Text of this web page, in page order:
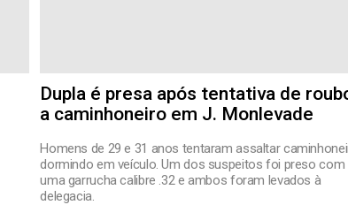
Dupla é presa após tentativa de
a caminhoneiro em J. Monlevade
Homens de 29 e 31 anos tentaram assaltar
dormindo em veículo. Um dos suspeitos foi preso com
uma garrucha calibre .32 e ambos foram levados à
delegacia.